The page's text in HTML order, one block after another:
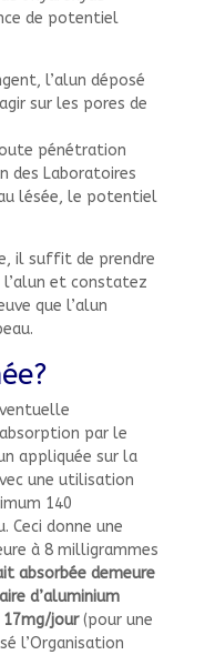
de potentiel
l’alun déposé
sur les pores de
pénétration
des Laboratoires
lésée, le potentiel
il suffit de prendre
et constatez
que l’alun
par le
appliquée sur la
une utilisation
140
Ceci donne une
à 8 milligrammes
absorbée demeure
d’aluminium
jour(pour une
l’Organisation